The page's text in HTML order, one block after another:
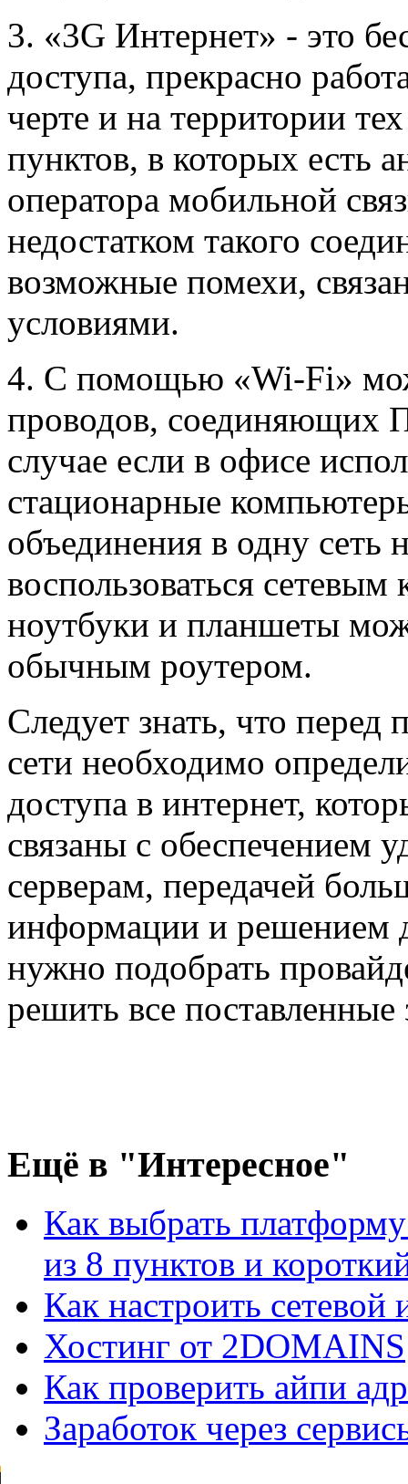
3. «3G Интернет» - это
доступа, прекрасно
черте и на территории
пунктов, в которых есть
оператора мобильной
недостатком такого
возможные помехи,
условиями.
4. С помощью «Wi-Fi»
проводов, соединяющих
случае если в офисе
стационарные
объединения в одну сеть
воспользоваться
ноутбуки и планшеты
обычным роутером.
Следует знать, что
сети необходимо
доступа в интернет,
связаны с обеспечением
серверам, передачей
информации и решением
нужно подобрать
решить все поставленные
Ещё в "Интересное"
Как выбрать
из 8 пунктов и
Как настроить
Хостинг от 2DOMAINS
Как проверить айпи
Заработок через